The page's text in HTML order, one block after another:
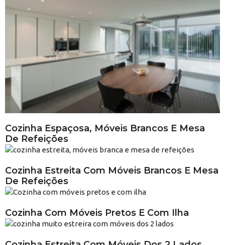
Cozinha Espaçosa, Móveis Brancos E Mesa
De Refeições
Cozinha Estreita Com Móveis Brancos E Mesa
De Refeições
Cozinha Com Móveis Pretos E Com Ilha